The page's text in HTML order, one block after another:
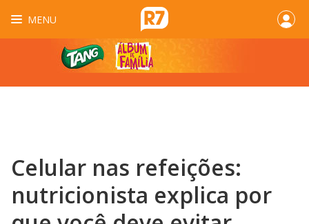
MENU
Celular nas refeições:
nutricionista explica por